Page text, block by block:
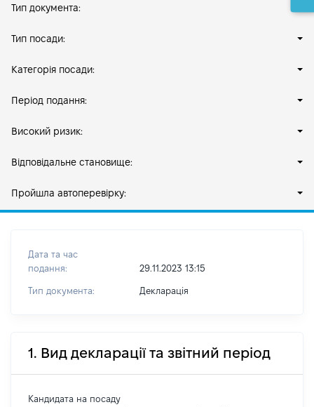
Тип документа:
Тип посади:
Категорія посади:
Період подання:
Високий ризик:
Відповідальне становище:
Пройшла автоперевірку:
Дата та час
подання:
29.11.2023 13:15
Тип документа: Декларація
1. Вид декларації та звітний період
Кандидата на посаду